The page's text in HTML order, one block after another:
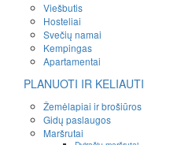
Viešbutis
Hosteliai
Svečių namai
Kempingas
Apartamentai
PLANUOTI IR KELIAUTI
Žemėlapiai ir brošiūros
Gidų paslaugos
Maršrutai